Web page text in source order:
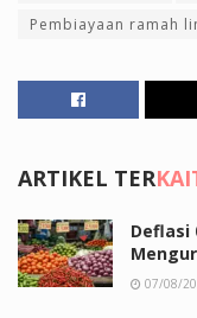
Pembiayaan ramah
ARTIKEL TER
Deflasi
07/08/